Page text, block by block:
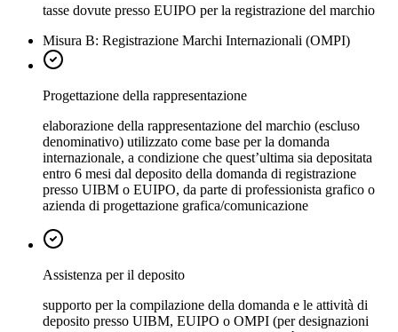
tasse dovute presso EUIPO per la registrazione del marchio
Misura B: Registrazione Marchi Internazionali (OMPI)
Progettazione della rappresentazione
elaborazione della rappresentazione del marchio (escluso
denominativo) utilizzato come base per la domanda
internazionale, a condizione che quest’ultima sia depositata
entro 6 mesi dal deposito della domanda di registrazione
presso UIBM o EUIPO, da parte di professionista grafico o
azienda di progettazione grafica/comunicazione
Assistenza per il deposito
supporto per la compilazione della domanda e le attività di
deposito presso UIBM, EUIPO o OMPI (per designazioni